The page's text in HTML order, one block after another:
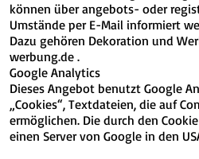
können über angebots- oder
Umstände per E-Mail informiert
Dazu gehören Dekoration und
werbung.de .
Google Analytics
Dieses Angebot benutzt Google
„Cookies“, Textdateien, die auf
ermöglichen. Die durch den
einen Server von Google in den